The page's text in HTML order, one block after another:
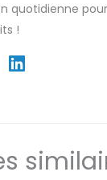
quotidienne
!